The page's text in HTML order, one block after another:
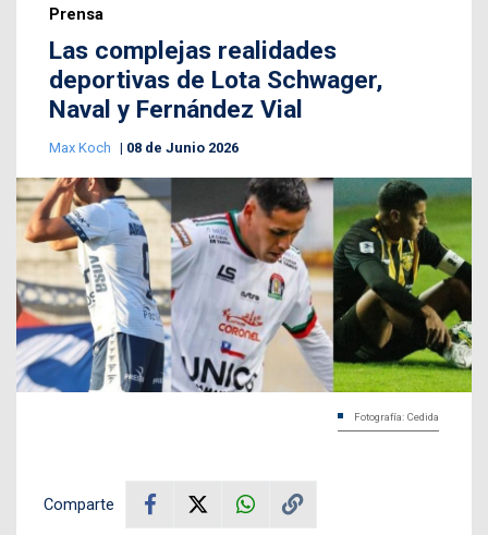
Prensa
Las complejas realidades
deportivas de Lota Schwager,
Naval y Fernández Vial
Max Koch 08 de Junio 2026
Fotografía: Cedida
Comparte